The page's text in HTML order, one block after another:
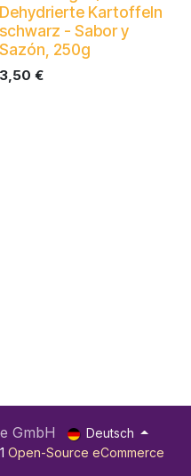
Dehydrierte Kartoffeln
schwarz - Sabor y
Sazón, 250g
3,50 €
GmbH
Deutsch
Open-Source eCommerce